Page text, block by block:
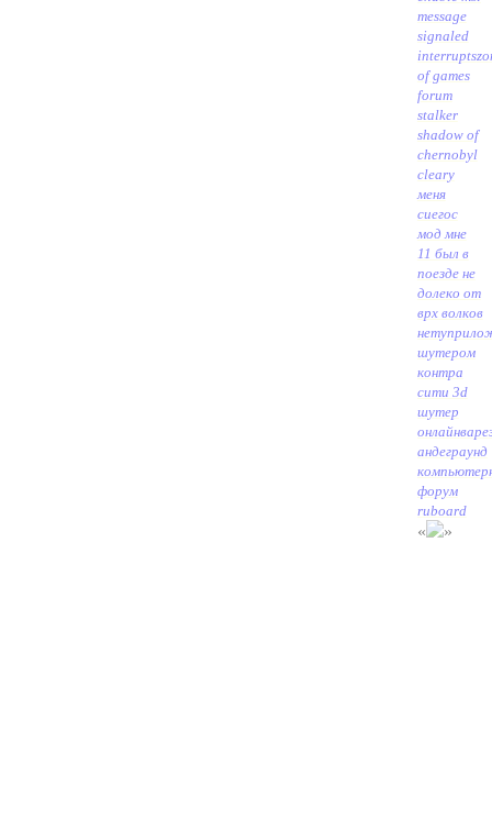
message
signaled
interrupts
of games
forum
stalker
shadow of
chernobyl
clearу
меня
сиегос
мод мне
11 был в
поезде не
долеко от
врх волков
нету
шутером
контра
сити 3d
шутер
онлайн
андеграунд
форум
ruboard